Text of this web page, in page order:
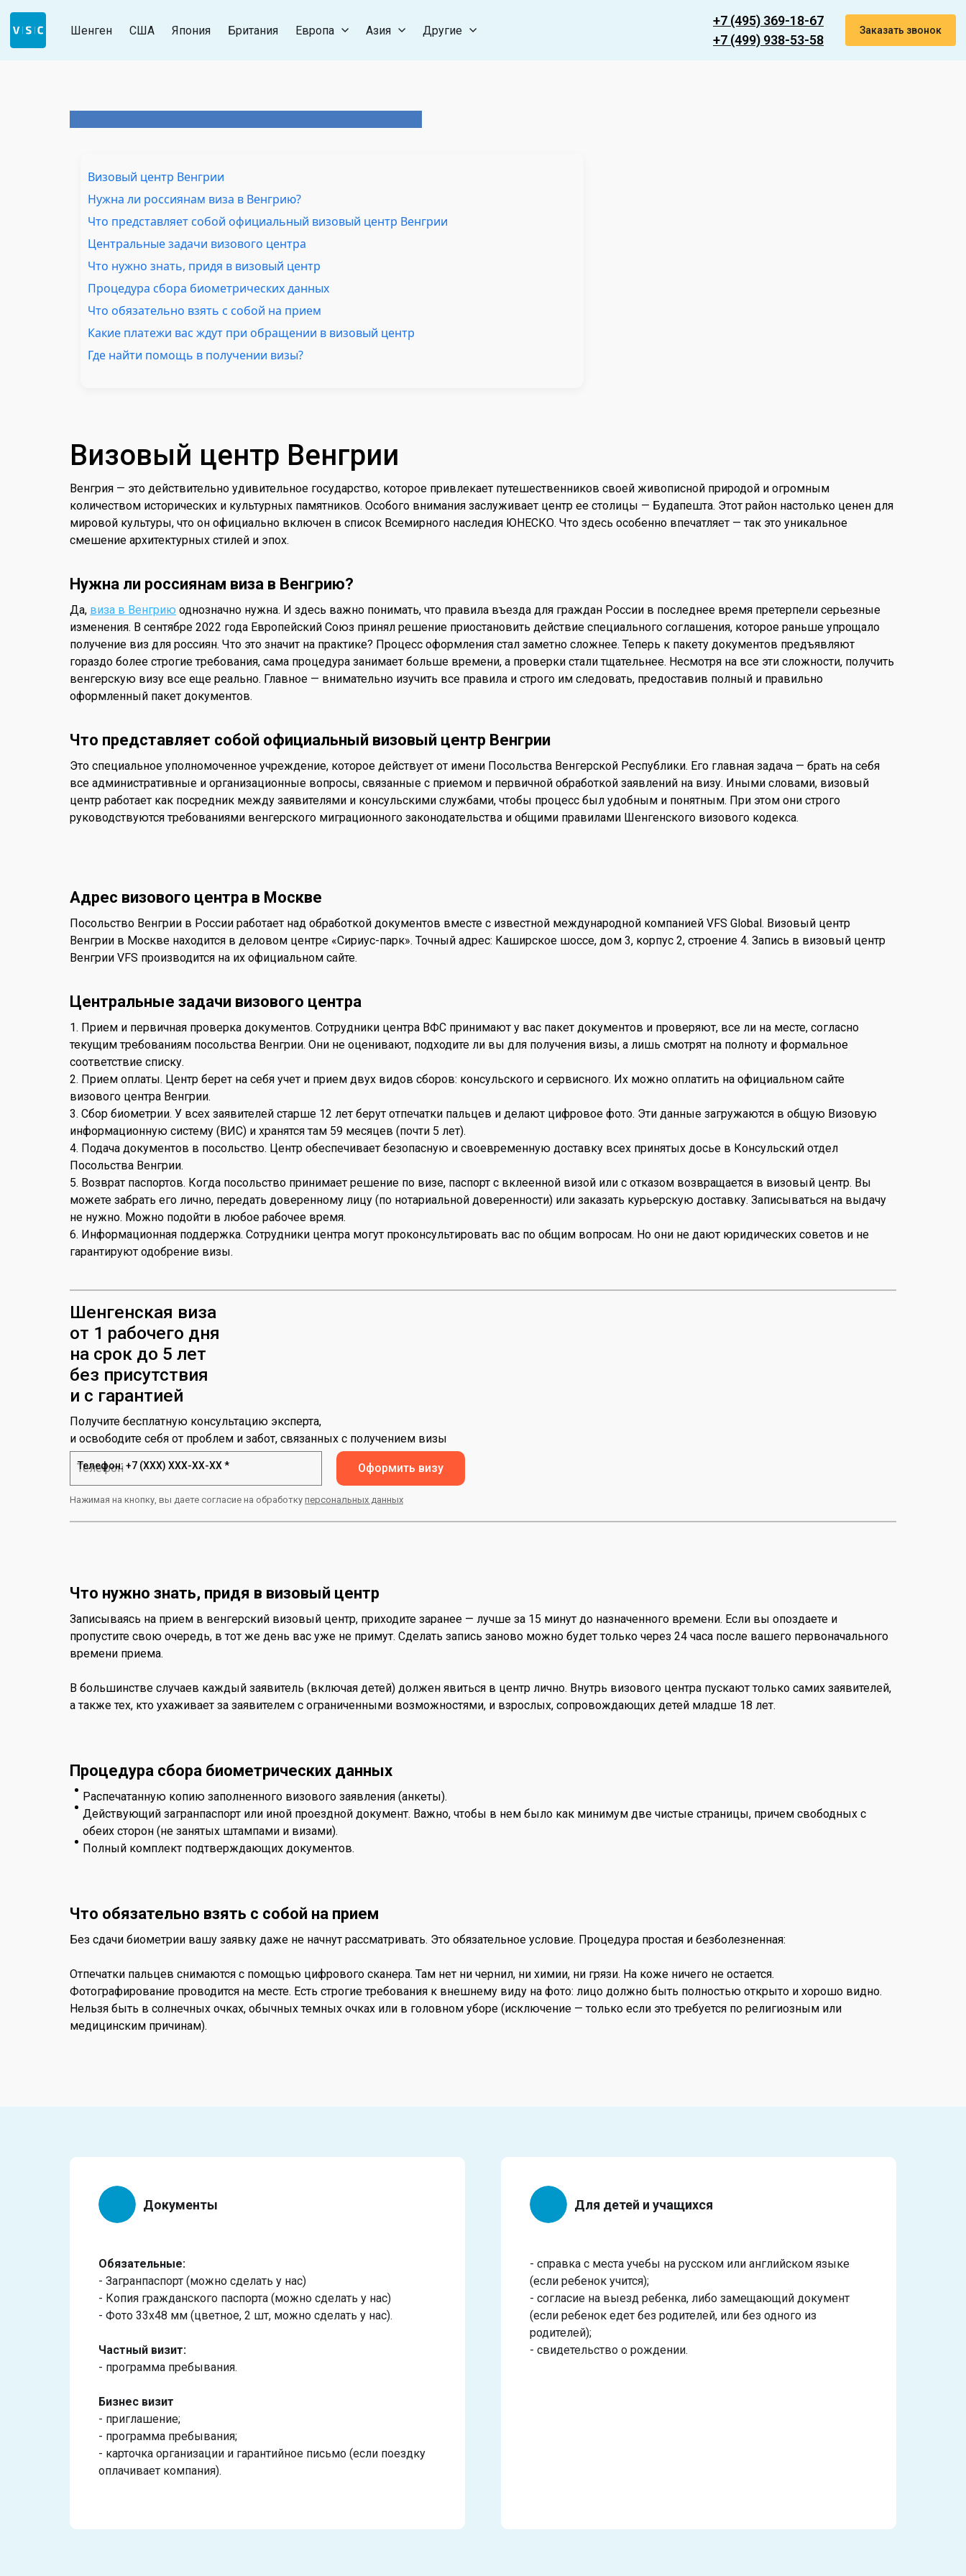
Шенген США Япония Британия Европа Азия Другие
+7 (495) 369-18-67
+7 (499) 938-53-58
Заказать звонок
Визовый центр Венгрии
Нужна ли россиянам виза в Венгрию?
Что представляет собой официальный визовый центр Венгрии
Центральные задачи визового центра
Что нужно знать, придя в визовый центр
Процедура сбора биометрических данных
Что обязательно взять с собой на прием
Какие платежи вас ждут при обращении в визовый центр
Где найти помощь в получении визы?
Визовый центр Венгрии
Венгрия — это действительно удивительное государство, которое привлекает путешественников своей живописной природой и огромным
количеством исторических и культурных памятников. Особого внимания заслуживает центр ее столицы — Будапешта. Этот район настолько ценен для
мировой культуры, что он официально включен в список Всемирного наследия ЮНЕСКО. Что здесь особенно впечатляет — так это уникальное
смешение архитектурных стилей и эпох.
Нужна ли россиянам виза в Венгрию?
Да, виза в Венгрию однозначно нужна. И здесь важно понимать, что правила въезда для граждан России в последнее время претерпели серьезные
изменения. В сентябре 2022 года Европейский Союз принял решение приостановить действие специального соглашения, которое раньше упрощало
получение виз для россиян. Что это значит на практике? Процесс оформления стал заметно сложнее. Теперь к пакету документов предъявляют
гораздо более строгие требования, сама процедура занимает больше времени, а проверки стали тщательнее. Несмотря на все эти сложности, получить
венгерскую визу все еще реально. Главное — внимательно изучить все правила и строго им следовать, предоставив полный и правильно
оформленный пакет документов.
Что представляет собой официальный визовый центр Венгрии
Это специальное уполномоченное учреждение, которое действует от имени Посольства Венгерской Республики. Его главная задача — брать на себя
все административные и организационные вопросы, связанные с приемом и первичной обработкой заявлений на визу. Иными словами, визовый
центр работает как посредник между заявителями и консульскими службами, чтобы процесс был удобным и понятным. При этом они строго
руководствуются требованиями венгерского миграционного законодательства и общими правилами Шенгенского визового кодекса.
Адрес визового центра в Москве
Посольство Венгрии в России работает над обработкой документов вместе с известной международной компанией VFS Global. Визовый центр
Венгрии в Москве находится в деловом центре «Сириус-парк». Точный адрес: Каширское шоссе, дом 3, корпус 2, строение 4. Запись в визовый центр
Венгрии VFS производится на их официальном сайте.
Центральные задачи визового центра
1. Прием и первичная проверка документов. Сотрудники центра ВФС принимают у вас пакет документов и проверяют, все ли на месте, согласно
текущим требованиям посольства Венгрии. Они не оценивают, подходите ли вы для получения визы, а лишь смотрят на полноту и формальное
соответствие списку.
2. Прием оплаты. Центр берет на себя учет и прием двух видов сборов: консульского и сервисного. Их можно оплатить на официальном сайте
визового центра Венгрии.
3. Сбор биометрии. У всех заявителей старше 12 лет берут отпечатки пальцев и делают цифровое фото. Эти данные загружаются в общую Визовую
информационную систему (ВИС) и хранятся там 59 месяцев (почти 5 лет).
4. Подача документов в посольство. Центр обеспечивает безопасную и своевременную доставку всех принятых досье в Консульский отдел
Посольства Венгрии.
5. Возврат паспортов. Когда посольство принимает решение по визе, паспорт с вклеенной визой или с отказом возвращается в визовый центр. Вы
можете забрать его лично, передать доверенному лицу (по нотариальной доверенности) или заказать курьерскую доставку. Записываться на выдачу
не нужно. Можно подойти в любое рабочее время.
6. Информационная поддержка. Сотрудники центра могут проконсультировать вас по общим вопросам. Но они не дают юридических советов и не
гарантируют одобрение визы.
Шенгенская виза
от 1 рабочего дня
на срок до 5 лет
без присутствия
и с гарантией
Получите бесплатную консультацию эксперта,
и освободите себя от проблем и забот, связанных с получением визы
Телефон: +7 (ХХХ) ХХХ-ХХ-ХХ * Оформить визу
Нажимая на кнопку, вы даете согласие на обработку персональных данных
Что нужно знать, придя в визовый центр
Записываясь на прием в венгерский визовый центр, приходите заранее — лучше за 15 минут до назначенного времени. Если вы опоздаете и
пропустите свою очередь, в тот же день вас уже не примут. Сделать запись заново можно будет только через 24 часа после вашего первоначального
времени приема.
В большинстве случаев каждый заявитель (включая детей) должен явиться в центр лично. Внутрь визового центра пускают только самих заявителей,
а также тех, кто ухаживает за заявителем с ограниченными возможностями, и взрослых, сопровождающих детей младше 18 лет.
Процедура сбора биометрических данных
Распечатанную копию заполненного визового заявления (анкеты).
Действующий загранпаспорт или иной проездной документ. Важно, чтобы в нем было как минимум две чистые страницы, причем свободных с
обеих сторон (не занятых штампами и визами).
Полный комплект подтверждающих документов.
Что обязательно взять с собой на прием
Без сдачи биометрии вашу заявку даже не начнут рассматривать. Это обязательное условие. Процедура простая и безболезненная:
Отпечатки пальцев снимаются с помощью цифрового сканера. Там нет ни чернил, ни химии, ни грязи. На коже ничего не остается.
Фотографирование проводится на месте. Есть строгие требования к внешнему виду на фото: лицо должно быть полностью открыто и хорошо видно.
Нельзя быть в солнечных очках, обычных темных очках или в головном уборе (исключение — только если это требуется по религиозным или
медицинским причинам).
Документы
Обязательные:
- Загранпаспорт (можно сделать у нас)
- Копия гражданского паспорта (можно сделать у нас)
- Фото 33х48 мм (цветное, 2 шт, можно сделать у нас).
Частный визит:
- программа пребывания.
Бизнес визит
- приглашение;
- программа пребывания;
- карточка организации и гарантийное письмо (если поездку
оплачивает компания).
Для детей и учащихся
- справка с места учебы на русском или английском языке
(если ребенок учится);
- согласие на выезд ребенка, либо замещающий документ
(если ребенок едет без родителей, или без одного из
родителей);
- свидетельство о рождении.